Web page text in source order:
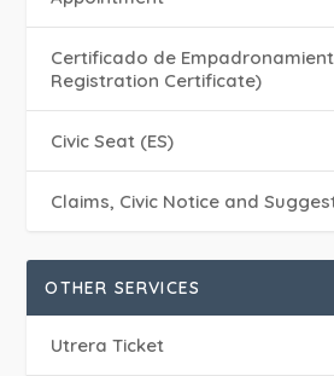
Certificado de
Registration Certificate)
Civic Seat (ES)
Claims, Civic Notice and
OTHER SERVICES
Utrera Ticket